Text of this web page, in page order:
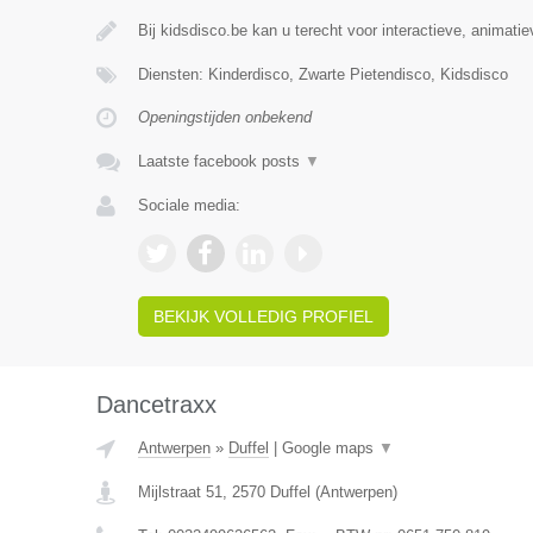
Bij kidsdisco.be kan u terecht voor interactieve,
Diensten: Kinderdisco, Zwarte Pietendisco, Kidsdisco
Openingstijden onbekend
Laatste facebook posts ▼
Sociale media:
BEKIJK VOLLEDIG PROFIEL
Dancetraxx
Antwerpen» Duffel Google maps ▼
Mijlstraat 51, 2570 Duffel (Antwerpen)